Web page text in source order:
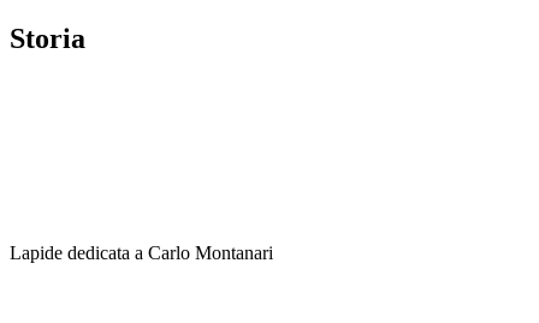
Storia
Lapide dedicata a Carlo Montanari